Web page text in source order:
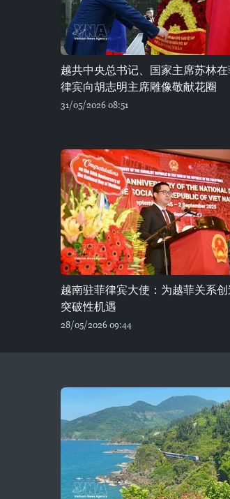
越共中央总书记、国家主席苏林
律宾向胡志明主席雕像敬献花圈
31/05/2026 08:51
越南驻菲律宾大使：为越菲关系创
突破性机遇
28/05/2026 09:44